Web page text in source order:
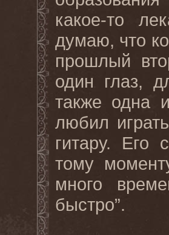
какое-то
думаю, что
прошлый
один глаз,
также одна
любил
гитару. Его
тому
много
быстро”.